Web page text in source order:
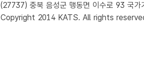
(27737) 충북 음성군 맹동면 이수로 93 국
Copyright 2014 KATS. All rights